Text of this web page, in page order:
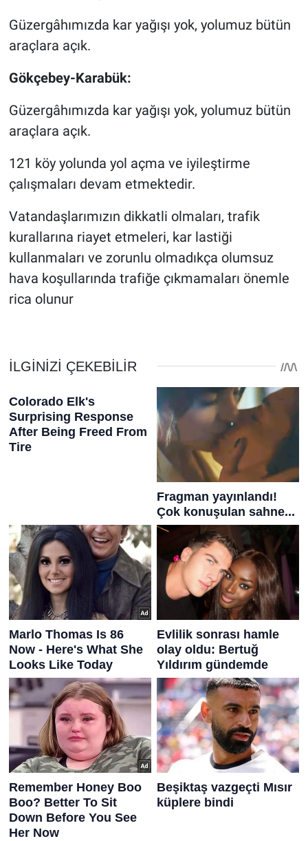
Güzergâhımızda kar yağışı yok, yolumuz bütün
araçlara açık.
Gökçebey-Karabük:
Güzergâhımızda kar yağışı yok, yolumuz bütün
araçlara açık.
121 köy yolunda yol açma ve iyileştirme
çalışmaları devam etmektedir.
Vatandaşlarımızın dikkatli olmaları, trafik
kurallarına riayet etmeleri, kar lastiği
kullanmaları ve zorunlu olmadıkça olumsuz
hava koşullarında trafiğe çıkmamaları önemle
rica olunur